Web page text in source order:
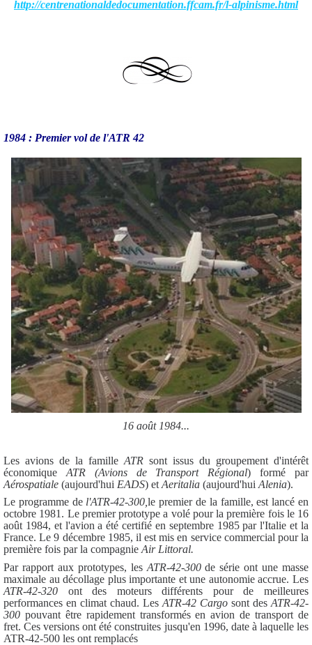
http://centrenationaldedocumentation.ffcam.fr/l-alpinisme.html
1984 : Premier vol de l'ATR 42
16 août 1984...
Les avions de la famille ATR sont issus du groupement d'intérêt
économique ATR (Avions de Transport Régional) formé par
Aérospatiale (aujourd'hui EADS) et Aeritalia (aujourd'hui Alenia).
Le programme de l'ATR-42-300,le premier de la famille, est lancé en
octobre 1981. Le premier prototype a volé pour la première fois le 16
août 1984, et l'avion a été certifié en septembre 1985 par l'Italie et la
France. Le 9 décembre 1985, il est mis en service commercial pour la
première fois par la compagnieAir Littoral.
Par rapport aux prototypes, les ATR-42-300de série ont une masse
maximale au décollage plus importante et une autonomie accrue. Les
ATR-42-320 ont des moteurs différents pour de meilleures
performances en climat chaud. Les ATR-42 Cargo sont des ATR-42-
300 pouvant être rapidement transformés en avion de transport de
fret. Ces versions ont été construites jusqu'en 1996, date à laquelle les
ATR-42-500 les ont remplacés